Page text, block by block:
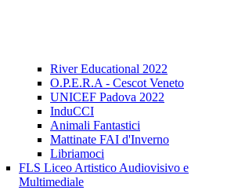
River Educational 2022
O.P.E.R.A - Cescot Veneto
UNICEF Padova 2022
InduCCI
Animali Fantastici
Mattinate FAI d'Inverno
Libriamoci
FLS Liceo Artistico Audiovisivo e
Multimediale